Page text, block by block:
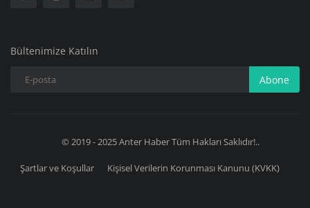
Bültenimize Katılın
Abone
© 2019 - 2025 Anter Haber Tüm Hakları Saklıdır!..
Şartlar ve Koşullar Kişisel Verilerin Korunması Kanunu (KVKK)